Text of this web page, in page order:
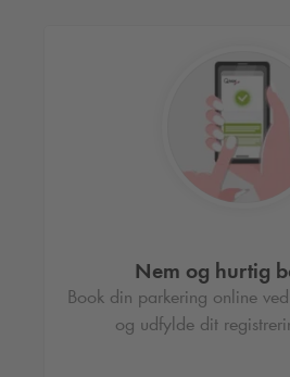
Nem og hurtig
Book din parkering online
og udfylde dit